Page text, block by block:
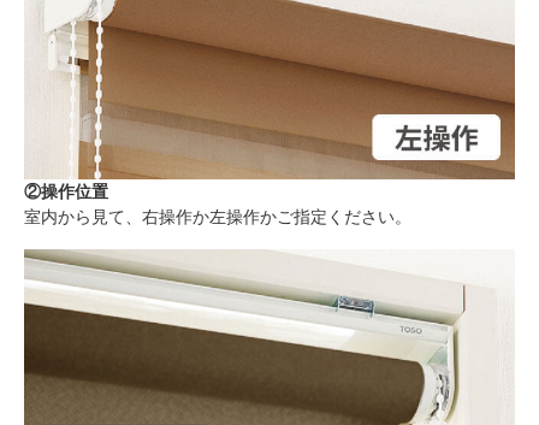
②操作位置
室内から見て、右操作か左操作かご指定ください。